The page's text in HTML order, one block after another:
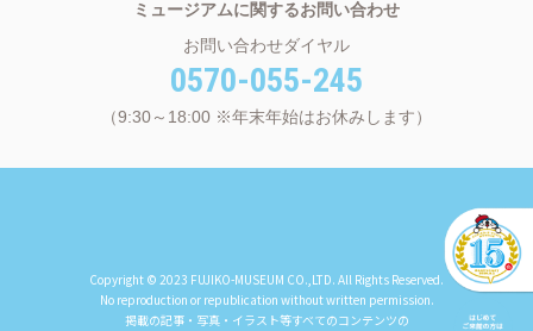
ミュージアムに関するお問い合わせ
お問い合わせダイヤル
0570-055-245
（9:30～18:00 ※年末年始はお休みします）
Copyright © 2023 FUJIKO-MUSEUM CO.,LTD. All Rights Reserved.
No reproduction or republication without written permission.
掲載の記事・写真・イラスト等すべてのコンテンツの